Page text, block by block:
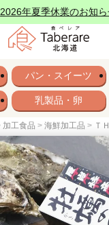
2026年夏季休業のお知
パン・スイーツ
乳製品・卵
加工食品 海鮮加工品 Ｔ